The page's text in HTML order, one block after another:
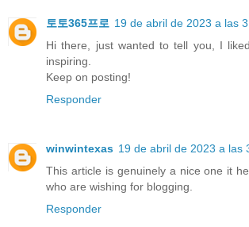
토토365프로 19 de abril de 2023 a las
Hi there, just wanted to tell you, I
inspiring.
Keep on posting!
Responder
winwintexas 19 de abril de 2023 a las
This article is genuinely a nice one it
who are wishing for blogging.
Responder